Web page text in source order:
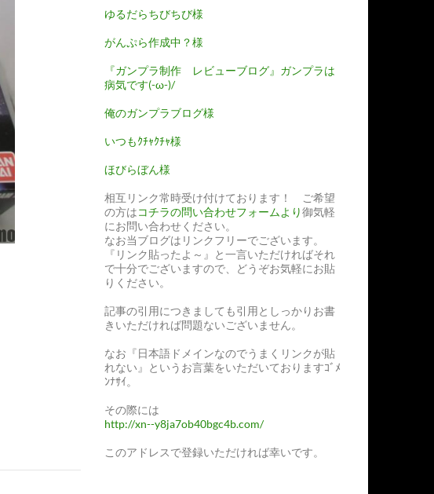
ゆるだらちびちび様
がんぷら作成中？様
『ガンプラ制作 レビューブログ』ガンプラは
病気です(-ω-)/
俺のガンプラブログ様
いつもｸﾁｬｸﾁｬ様
ほびらぼん様
相互リンク常時受け付けております！ ご希望
の方はコチラの問い合わせフォームより御気軽
にお問い合わせください。
なお当ブログはリンクフリーでございます。
『リンク貼ったよ～』と一言いただければそれ
で十分でございますので、どうぞお気軽にお貼
りください。
記事の引用につきましても引用としっかりお書
きいただければ問題ないございません。
なお『日本語ドメインなのでうまくリンクが貼
れない』というお言葉をいただいておりますｺﾞﾒ
ﾝﾅｻｲ。
その際には
http://xn--y8ja7ob40bgc4b.com/
このアドレスで登録いただければ幸いです。